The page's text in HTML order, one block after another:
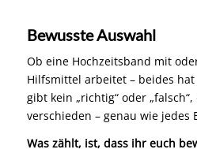
Bewusste Auswahl
Ob eine Hochzeitsband mit
Hilfsmittel arbeitet – beides hat
gibt kein „richtig“ oder
verschieden – genau wie
Was zählt, ist, dass ihr euch